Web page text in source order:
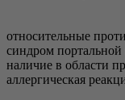
относительные
синдром портальной
наличие в области
аллергическая